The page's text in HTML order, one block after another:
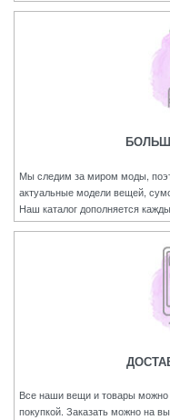
Мы следим за миром моды,
актуальные модели вещей,
Наш каталог дополняется
Все наши вещи и товары можно
покупкой. Заказать можно на